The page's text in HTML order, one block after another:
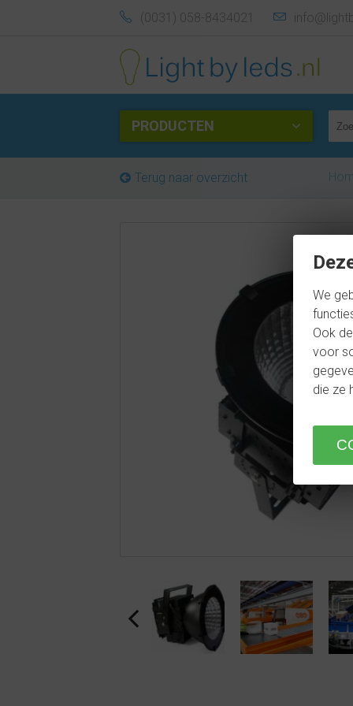
(0031) 058-8434021
PRODUCTEN
Terug naar overzicht
We
Ook
voor
die ze